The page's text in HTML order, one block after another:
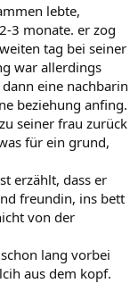
lebte,
3 monate. er zog
tag bei seiner
war allerdings
eine nachbarin
beziehung anfing.
seiner frau zurück
für ein grund,
erzählt, dass er
freundin, ins bett
von der
lang vorbei
aus dem kopf.